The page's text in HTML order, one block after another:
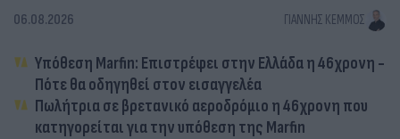
06.08.2026 ΓΙΆΝΝΗΣ ΚΈΜΜΟΣ
Υπόθεση Marfin: Επιστρέφει στην Ελλάδα η 46χρονη -
Πότε θα οδηγηθεί στον εισαγγελέα
Πωλήτρια σε βρετανικό αεροδρόμιο η 46χρονη που
κατηγορείται για την υπόθεση της Marfin